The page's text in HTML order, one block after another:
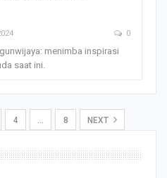
0
menimba inspirasi
saat ini.
4 … 8 NEXT